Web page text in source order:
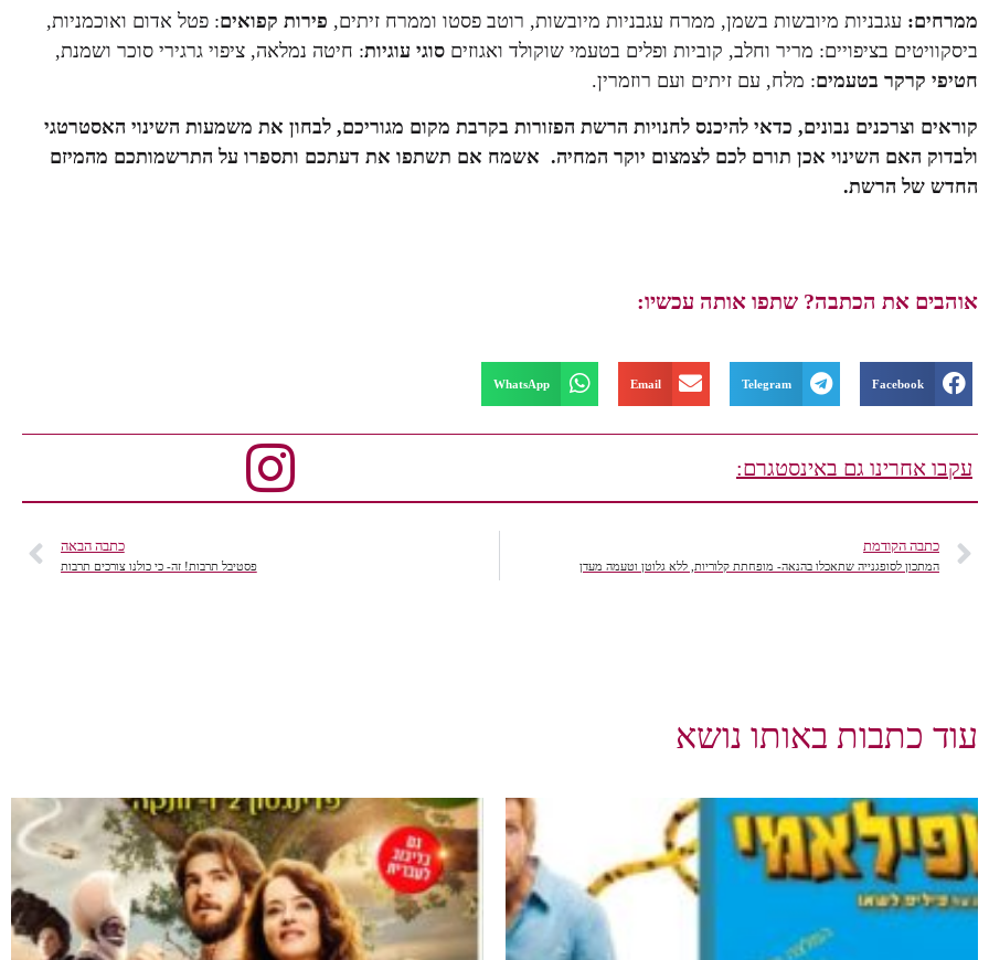
ממרחים: עגבניות מיובשות בשמן, ממרח עגבניות מיובשות, רוטב פסטו וממרח זיתים, פירות קפואים: פטל אדום ואוכמניות,
ביסקוויטים בציפויים: מריר וחלב, קוביות ופלים בטעמי שוקולד ואגוזים סוגי עוגיות: חיטה נמלאה, ציפוי גרגירי סוכר ושמנת,
חטיפי קרקר בטעמים: מלח, עם זיתים ועם רוזמרין.
קוראים וצרכנים נבונים, כדאי להיכנס לחנויות הרשת הפזורות בקרבת מקום מגוריכם, לבחון את משמעות השינוי האסטרטגי
ולבדוק האם השינוי אכן תורם לכם לצמצום יוקר המחיה. אשמח אם תשתפו את דעתכם ותספרו על התרשמותכם מהמיזם
החדש של הרשת.
אוהבים את הכתבה? שתפו אותה עכשיו:
Facebook
Telegram
Email
WhatsApp
עקבו אחרינו גם באינסטגרם:
כתבה הקודמת
המתכון לסופגנייה שתאכלו בהנאה- מופחתת קלוריות, ללא גלוטן וטעמה מעדן
כתבה הבאה
פסטיבל תרבות! זה- כי כולנו צורכים תרבות
עוד כתבות באותו נושא